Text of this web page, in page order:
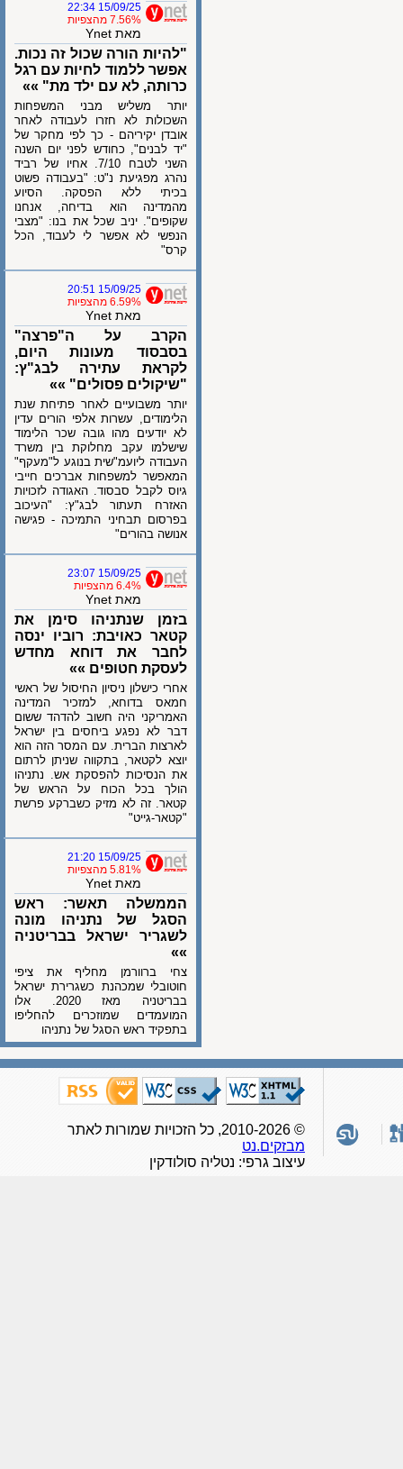
15/09/25 22:34
7.56% מהצפיות
מאת Ynet
"להיות הורה שכול זה נכות.
אפשר ללמוד לחיות עם רגל
כרותה, לא עם ילד מת" »»
יותר משליש מבני המשפחות
השכולות לא חזרו לעבודה לאחר
אובדן יקיריהם - כך לפי מחקר של
"יד לבנים", כחודש לפני יום השנה
השני לטבח 7/10. אחיו של רביד
נהרג מפגיעת נ"ט: "בעבודה פשוט
בכיתי ללא הפסקה. הסיוע
מהמדינה הוא בדיחה, אנחנו
שקופים". יניב שכל את בנו: "מצבי
הנפשי לא אפשר לי לעבוד, הכל
קרס"
15/09/25 20:51
6.59% מהצפיות
מאת Ynet
הקרב על ה"פרצה"
בסבסוד מעונות היום,
לקראת עתירה לבג"ץ:
"שיקולים פסולים" »»
יותר משבועיים לאחר פתיחת שנת
הלימודים, עשרות אלפי הורים עדין
לא יודעים מהו גובה שכר הלימוד
שישלמו עקב מחלוקת בין משרד
העבודה ליועמ"שית בנוגע ל"מעקף"
המאפשר למשפחות אברכים חייבי
גיוס לקבל סבסוד. האגודה לזכויות
האזרח תעתור לבג"ץ: "העיכוב
בפרסום תבחיני התמיכה - פגישה
אנושה בהורים"
15/09/25 23:07
6.4% מהצפיות
מאת Ynet
בזמן שנתניהו סימן את
קטאר כאויבת: רוביו ינסה
לחבר את דוחא מחדש
לעסקת חטופים »»
אחרי כישלון ניסיון החיסול של ראשי
חמאס בדוחא, למזכיר המדינה
האמריקני היה חשוב להדהד ששום
דבר לא נפגע ביחסים בין ישראל
לארצות הברית. עם המסר הזה הוא
יוצא לקטאר, בתקווה שניתן לרתום
את הנסיכות להפסקת אש. נתניהו
הולך בכל הכוח על הראש של
קטאר. זה לא מזיק כשברקע פרשת
"קטאר-גייט"
15/09/25 21:20
5.81% מהצפיות
מאת Ynet
הממשלה תאשר: ראש
הסגל של נתניהו מונה
לשגריר ישראל בבריטניה
צחי ברוורמן מחליף את ציפי
חוטובלי שמכהנת כשגרירת ישראל
בבריטניה מאז 2020. אלו
המועמדים שמוזכרים להחליפו
בתפקיד ראש הסגל של נתניהו
מבזקים.נט
עיצוב גרפי: נטליה סולודקין